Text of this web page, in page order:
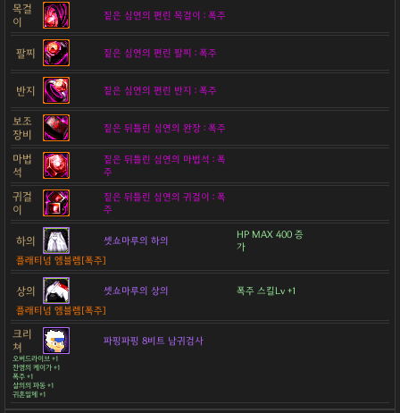
목걸
이
짙은 심연의 편린 목걸이 : 폭주
팔찌 짙은 심연의 편린 팔찌 : 폭주
반지 짙은 심연의 편린 반지 : 폭주
보조
장비
짙은 뒤틀린 심연의 완장 : 폭주
마법
석
짙은 뒤틀린 심연의 마법석 : 폭
주
귀걸
이
짙은 뒤틀린 심연의 귀걸이 : 폭
주
하의 셋쇼마루의 하의
HP MAX 400 증
가
플래티넘 엠블렘[폭주]
상의 셋쇼마루의 상의
폭주 스킬Lv +1
플래티넘 엠블렘[폭주]
크리
쳐
파핑파핑 8비트 남귀검사
오버드라이브 +1
잔영의 케이가 +1
폭주 +1
살의의 파동 +1
귀혼일체 +1